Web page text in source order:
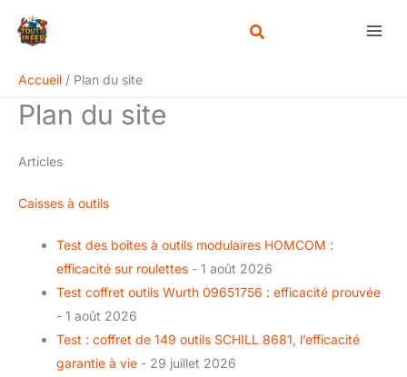
Accueil
Plan du site
Plan du site
Articles
Caisses à outils
Test des boîtes à outils modulaires HOMCOM :
efficacité sur roulettes - 1 août 2026
Test coffret outils Wurth 09651756 : efficacité prouvée
- 1 août 2026
Test : coffret de 149 outils SCHILL 8681, l’efficacité
garantie à vie - 29 juillet 2026